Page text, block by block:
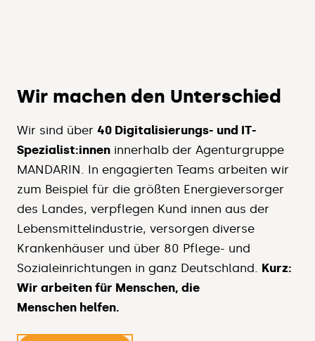
Wir machen den Unterschied
Wir sind über 40 Digitalisierungs- und IT-
Spezialist:innen innerhalb der Agenturgruppe
MANDARIN. In engagierten Teams arbeiten wir
zum Beispiel für die größten Energieversorger
des Landes, verpflegen Kund innen aus der
Lebensmittelindustrie, versorgen diverse
Krankenhäuser und über 80 Pflege- und
Sozialeinrichtungen in ganz Deutschland. Kurz:
Wir arbeiten für Menschen, die
Menschen helfen.